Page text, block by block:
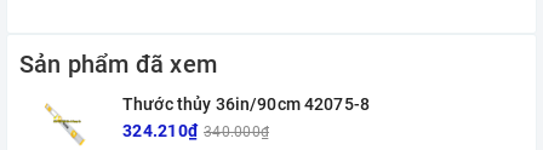
Sản phẩm đã xem
Thước thủy 36in/90cm 42075-8
324.210₫ 340.000₫